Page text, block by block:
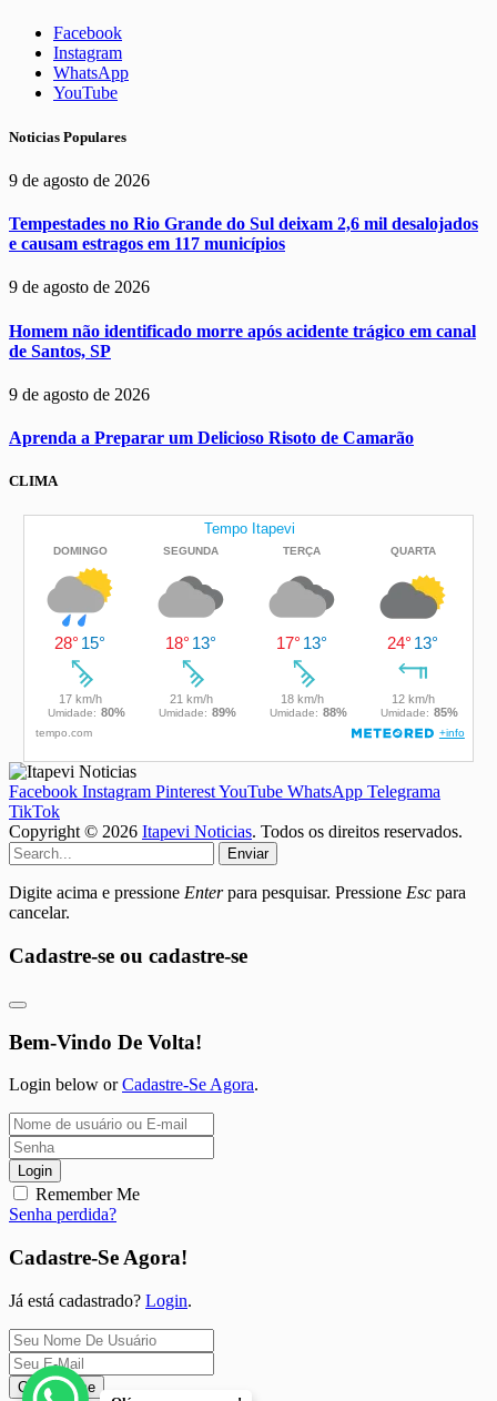
Facebook
Instagram
WhatsApp
YouTube
Noticias Populares
9 de agosto de 2026
Tempestades no Rio Grande do Sul deixam 2,6 mil desalojados
e causam estragos em 117 municípios
9 de agosto de 2026
Homem não identificado morre após acidente trágico em canal
de Santos, SP
9 de agosto de 2026
Aprenda a Preparar um Delicioso Risoto de Camarão
CLIMA
Facebook Instagram PinterestYouTube WhatsApp Telegrama
TikTok
Copyright © 2026 Itapevi Noticias. Todos os direitos reservados.
Enviar
Digite acima e pressione Enterpara pesquisar. Pressione Esc para
cancelar.
Cadastre-se ou cadastre-se
Bem-Vindo De Volta!
Login below orCadastre-Se Agora.
Login
Remember Me
Senha perdida?
Cadastre-Se Agora!
Já está cadastrado? Login.
Cadastre-se